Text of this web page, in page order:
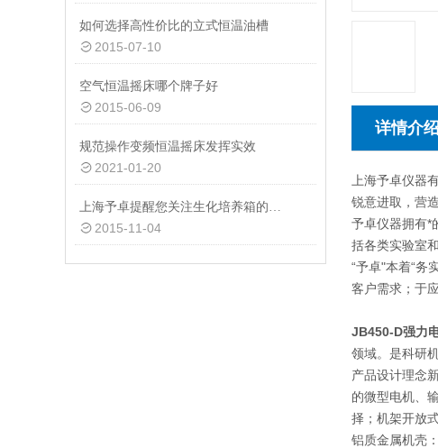
如何选择高性价比的立式恒温油槽
2015-07-10
空气恒温摇床哪个牌子好
2015-06-09
规范操作变频恒温摇床发挥实效
2021-01-20
上海予卓提醒您关注生化培养箱的温度控制方式
2015-11-04
详情介
上海予卓仪器
锐意进取，营
予卓仪器拥有*
括各类实验室
“予卓"本着“务
客户需求；于
JB450-D强力
领域。是科研
产品设计理念
的微型电机、
择；机架开放
铝质金属机壳：